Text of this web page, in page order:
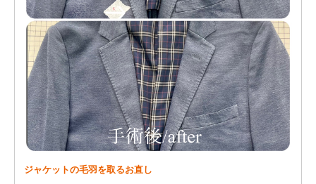
ジャケットの毛羽を取るお直し